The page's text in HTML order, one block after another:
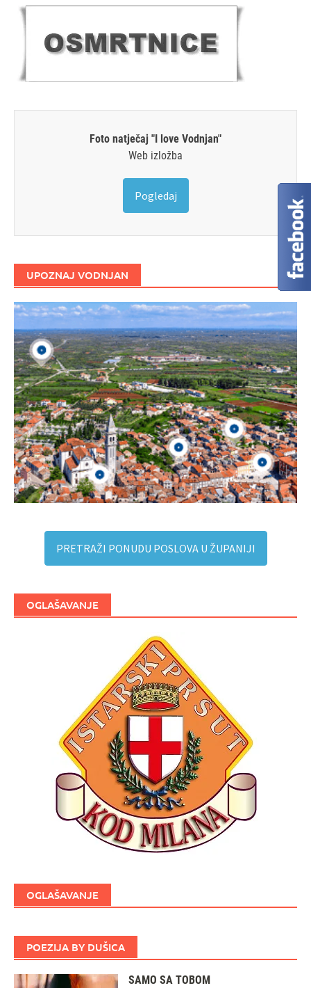
Foto natječaj "I love Vodnjan"
Web izložba
Pogledaj
UPOZNAJ VODNJAN
PRETRAŽI PONUDU POSLOVA U ŽUPANIJI
OGLAŠAVANJE
OGLAŠAVANJE
POEZIJA BY DUŠICA
SAMO SA TOBOM